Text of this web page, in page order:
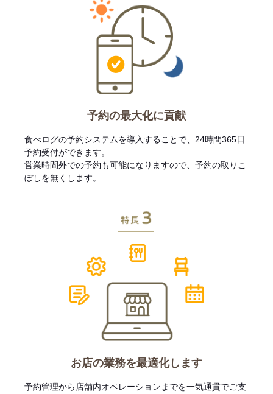
予約の最大化に貢献
食べログの予約システムを導入することで、24時間365日
予約受付ができます。
営業時間外での予約も可能になりますので、予約の取りこ
ぼしを無くします。
お店の業務を最適化します
予約管理から店舗内オペレーションまでを一気通貫でご支